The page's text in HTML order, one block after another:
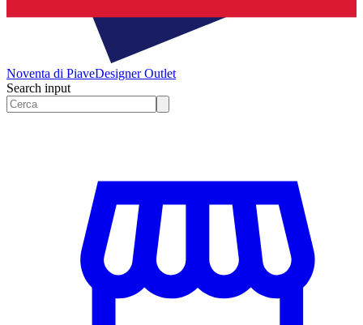
Noventa di PiaveDesigner Outlet
Search input